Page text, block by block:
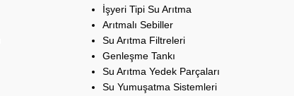
İşyeri Tipi Su Arıtma
Arıtmalı Sebiller
Su Arıtma Filtreleri
Genleşme Tankı
Su Arıtma Yedek Parçaları
Su Yumuşatma Sistemleri